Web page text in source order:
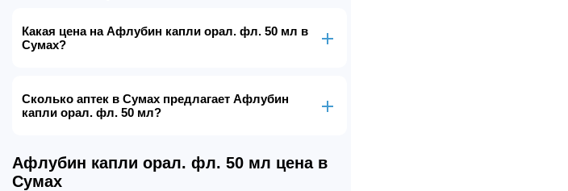
Какая цена на Афлубин капли орал. фл. 50 мл в
Сумах?
Сколько аптек в Сумах предлагает Афлубин
капли орал. фл. 50 мл?
Афлубин капли орал. фл. 50 мл цена в
Сумах